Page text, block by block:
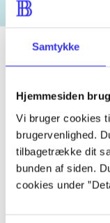
Samtykke
Hjemmesiden
Vi bruger cookies
brugervenlighed.
tilbagetrække dit
bunden af siden.
cookies under
Tidsskrift
Artiklen er en del
lorem